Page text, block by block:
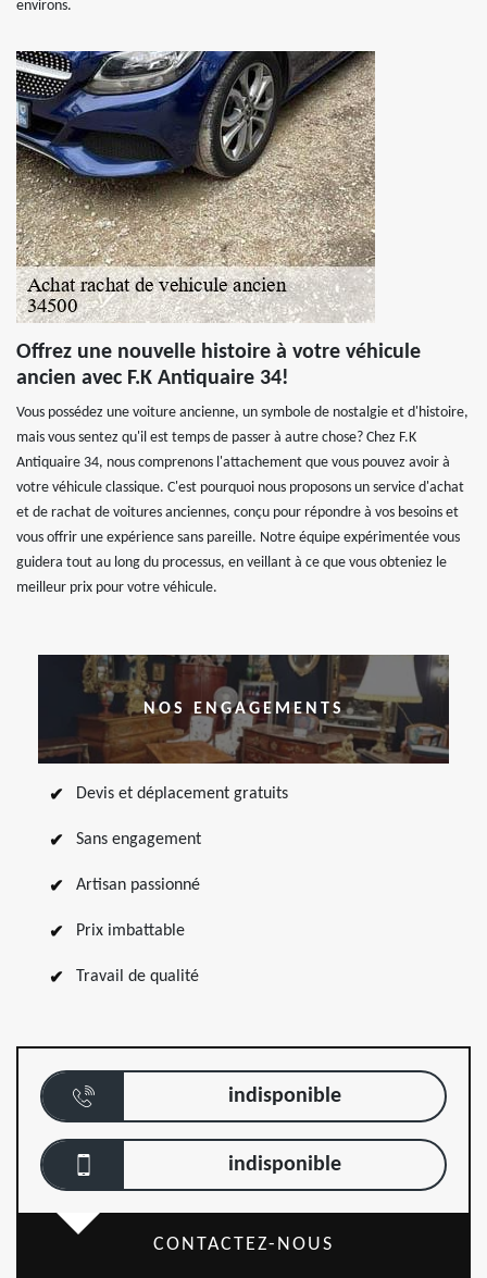
environs.
Offrez une nouvelle histoire à votre véhicule
ancien avec F.K Antiquaire 34!
Vous possédez une voiture ancienne, un symbole de nostalgie et d'histoire,
mais vous sentez qu'il est temps de passer à autre chose? Chez F.K
Antiquaire 34, nous comprenons l'attachement que vous pouvez avoir à
votre véhicule classique. C'est pourquoi nous proposons un service d'achat
et de rachat de voitures anciennes, conçu pour répondre à vos besoins et
vous offrir une expérience sans pareille. Notre équipe expérimentée vous
guidera tout au long du processus, en veillant à ce que vous obteniez le
meilleur prix pour votre véhicule.
NOS ENGAGEMENTS
Devis et déplacement gratuits
Sans engagement
Artisan passionné
Prix imbattable
Travail de qualité
indisponible
indisponible
CONTACTEZ-NOUS